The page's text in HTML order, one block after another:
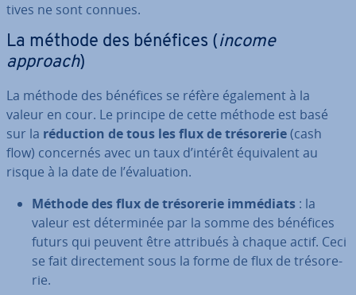
tives ne sont connues.
La méthode des bénéfices ( income
approach)
La méthode des bénéfices se réfère également à la
valeur en cour. Le principe de cette méthode est basé
sur la réduction de tous les flux de tré­so­re­rie(cash
flow) concernés avec un taux d’intérêt équi­valent au
risque à la date de l’éva­lua­tion.
Méthode des flux de tré­so­re­rie immédiats : la
valeur est dé­ter­mi­née par la somme des bénéfices
futurs qui peuvent être attribués à chaque actif. Ceci
se fait di­rec­te­ment sous la forme de flux de tré­so­re­
rie.